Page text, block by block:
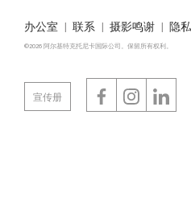
办公室 联系 摄影鸣谢 隐
©2026 阿尔基特克托尼卡国际公司。保留所有权利。
宣传册